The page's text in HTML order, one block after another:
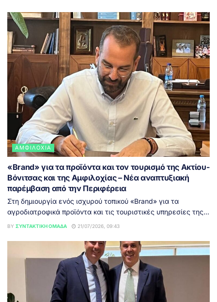
ΑΜΦΙΛΟΧΊΑ
«Brand» για τα προϊόντα και τον τουρισμό της Ακτίου-
Βόνιτσας και της Αμφιλοχίας – Νέα αναπτυξιακή
παρέμβαση από την Περιφέρεια
Στη δημιουργία ενός ισχυρού τοπικού «Brand» για τα
αγροδιατροφικά προϊόντα και τις τουριστικές υπηρεσίες της...
BY ΣΥΝΤΑΚΤΙΚΉ ΟΜΆΔΑ 21/07/2026, 09:43